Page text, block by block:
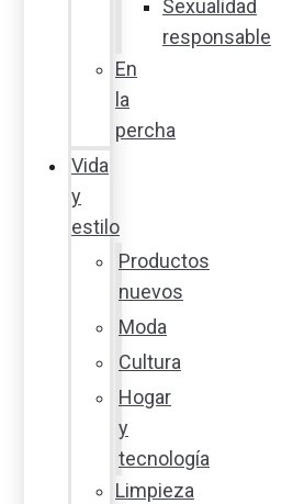
Sexualidad
responsable
En
la
percha
Vida
y
estilo
Productos
nuevos
Moda
Cultura
Hogar
y
tecnología
Limpieza